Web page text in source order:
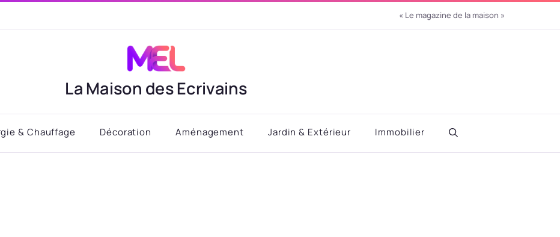
« Le magazine de la maison »
La Maison des Ecrivains
& Chauffage Décoration Aménagement Jardin & Extérieur Immobilier